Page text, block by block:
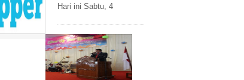
Hari ini Sabtu, 4